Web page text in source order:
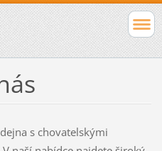
s chovatelskými